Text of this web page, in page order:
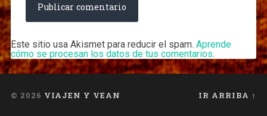
Este sitio usa Akismet para reducir el spam. Aprende
cómo se procesan los datos de tus comentarios.
© 2026 VIAJEN Y VEAN IR ARRIBA ↑